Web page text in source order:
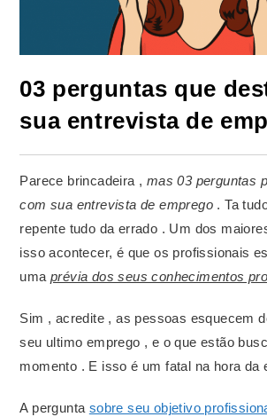
03 perguntas que
sua entrevista de
Parece brincadeira , mas 03 perguntas
com sua entrevista de emprego . Ta
repente tudo da errado . Um dos
isso acontecer, é que os profissionais
umaprévia dos seus conhecimentos
Sim , acredite , as pessoas esquecem
seu ultimo emprego , e o que estão
momento . E isso é um fatal na hora da
A pergunta sobre seu objetivo